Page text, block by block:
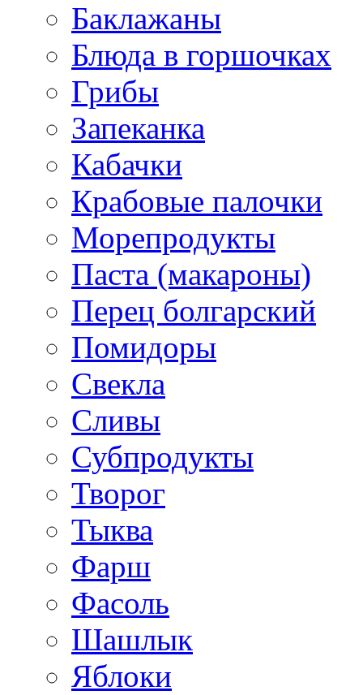
Баклажаны
Блюда в горшочках
Грибы
Запеканка
Кабачки
Крабовые палочки
Морепродукты
Паста (макароны)
Перец болгарский
Помидоры
Свекла
Сливы
Субпродукты
Творог
Тыква
Фарш
Фасоль
Шашлык
Яблоки